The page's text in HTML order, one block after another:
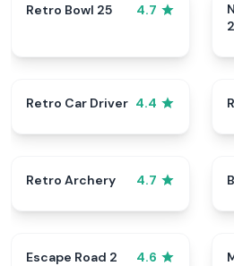
Retro Bowl 25 4.7
Retro Car Driver 4.4
Retro Archery 4.7
Escape Road 2 4.6